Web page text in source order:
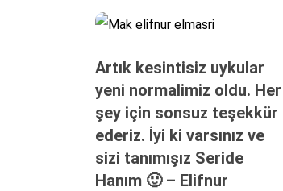
Artık kesintisiz uykular
yeni normalimiz oldu. Her
şey için sonsuz teşekkür
ederiz. İyi ki varsınız ve
sizi tanımışız Seride
Hanım 🙂 – Elifnur